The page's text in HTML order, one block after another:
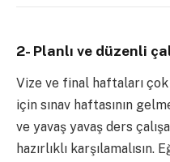
2- Planlı ve düzenli
Vize ve final haftaları
için sınav haftasının
ve yavaş yavaş ders
hazırlıklı karşılamalısın.